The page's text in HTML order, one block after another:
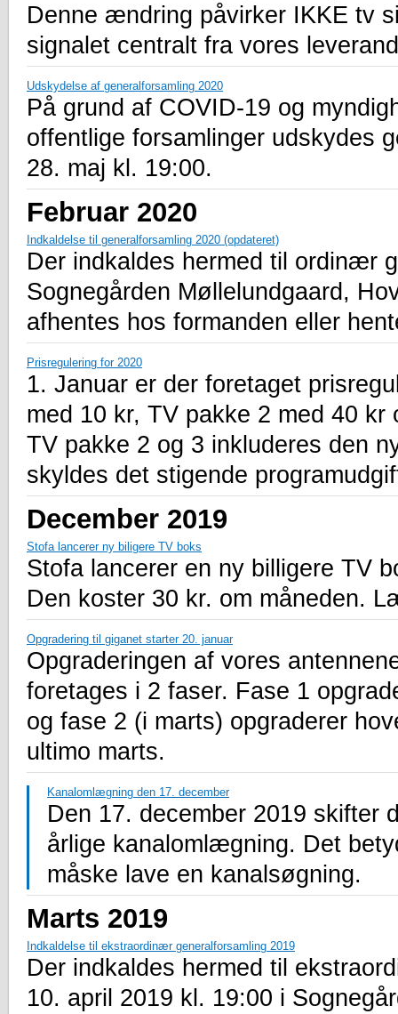
Denne ændring påvirker IKKE tv
signalet centralt fra vores
Udskydelse af generalforsamling 2020
På grund af COVID-19 og
offentlige forsamlinger udskydes
28. maj kl. 19:00.
Februar 2020
Indkaldelse til generalforsamling 2020 (opdateret)
Der indkaldes hermed til ordinær
Sognegården Møllelundgaard,
afhentes hos formanden eller
Prisregulering for 2020
1. Januar er der foretaget
med 10 kr, TV pakke 2 med 40
TV pakke 2 og 3 inkluderes den
skyldes det stigende
December 2019
Stofa lancerer ny biligere TV boks
Stofa lancerer en ny billigere TV
Den koster 30 kr. om måneden.
Opgradering til giganet starter 20. januar
Opgraderingen af vores
foretages i 2 faser. Fase 1
og fase 2 (i marts) opgraderer
ultimo marts.
Kanalomlægning den 17. december
Den 17. december 2019 skifter
årlige kanalomlægning. Det
måske lave en kanalsøgning.
Marts 2019
Indkaldelse til ekstraordinær generalforsamling 2019
Der indkaldes hermed til
10. april 2019 kl. 19:00 i